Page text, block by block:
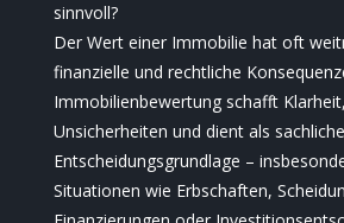
sinnvoll?
Der Wert einer Immobilie hat oft
finanzielle und rechtliche
Immobilienbewertung schafft
Unsicherheiten und dient als sachliche
Entscheidungsgrundlage –
Situationen wie Erbschaften,